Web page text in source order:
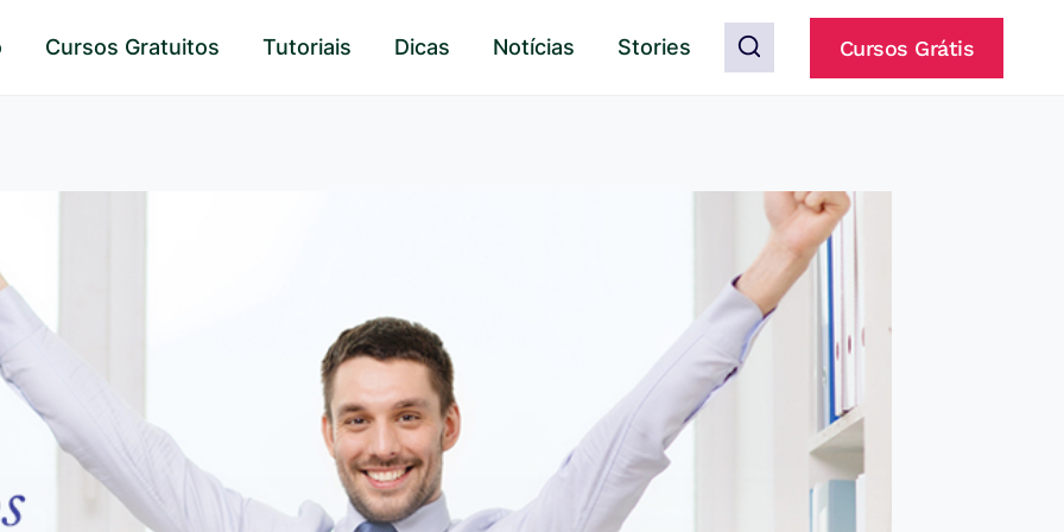
Cursos Gratuitos Tutoriais Dicas Notícias Stories Cursos Grátis